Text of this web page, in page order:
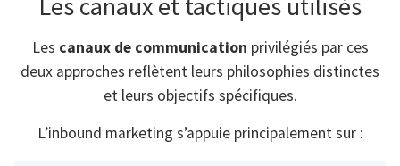
Les canaux et tactiques utilisés
Les canaux de communication privilégiés par ces
deux approches reflètent leurs philosophies distinctes
et leurs objectifs spécifiques.
L’inbound marketing s’appuie principalement sur :